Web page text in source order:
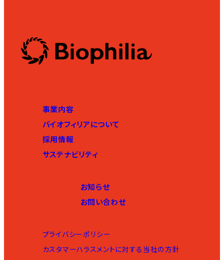
事業内容
バイオフィリアについて
採用情報
サステナビリティ
お知らせ
お問い合わせ
プライバシーポリシー
カスタマーハラスメントに対する当社の方針